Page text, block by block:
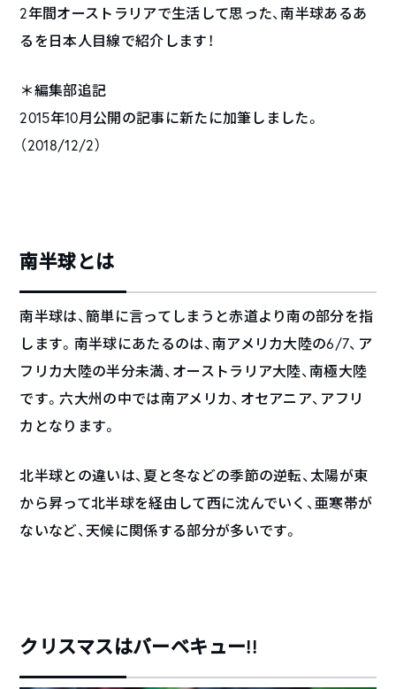
2年間オーストラリアで生活して思った、南半球あるあ
るを日本人目線で紹介します！
＊編集部追記
2015年10月公開の記事に新たに加筆しました。
（2018/12/2）
南半球とは
南半球は、簡単に言ってしまうと赤道より南の部分を指
します。南半球にあたるのは、南アメリカ大陸の6/7、ア
フリカ大陸の半分未満、オーストラリア大陸、南極大陸
です。六大州の中では南アメリカ、オセアニア、アフリ
カとなります。
北半球との違いは、夏と冬などの季節の逆転、太陽が東
から昇って北半球を経由して西に沈んでいく、亜寒帯が
ないなど、天候に関係する部分が多いです。
クリスマスはバーベキュー!!